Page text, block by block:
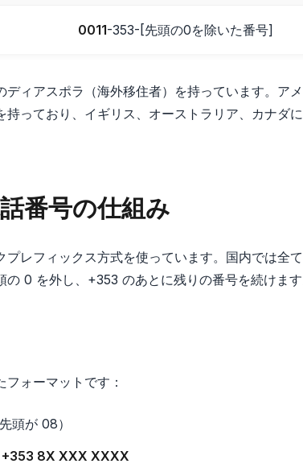
0011-353-[先頭の0を除いた番号]
ディアスポラ（海外移住者）を持っています。ア
っており、イギリス、オーストラリア、カナダ
番号の仕組み
レフィックス方式を使っています。国内では全
0 を外し、+353 のあとに残りの番号を続けます
ォーマットです：
頭が 08）
+353 8X XXX XXXX